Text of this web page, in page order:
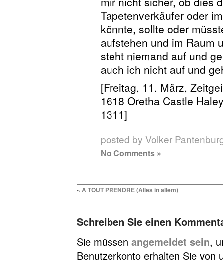
Tapetenverkäufer oder
könnte, sollte oder
aufstehen und im Raum
steht niemand auf und
auch ich nicht auf und
[Freitag, 11. März,
1618 Oretha Castle
1311]
posted by Volker
No Comments »
« A TOUT PRENDRE (Alles in allem)
Schreiben Sie einen
Sie müssen angemeldet sein,
Benutzerkonto erhalten Sie von